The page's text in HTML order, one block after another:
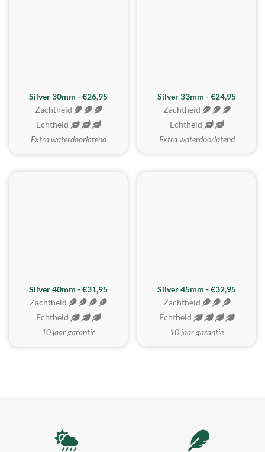
Silver 30mm - €26,95
Zachtheid
Echtheid
Extra waterdoorlatend
Silver 33mm - €24,95
Zachtheid
Echtheid
Extra waterdoorlatend
Silver 40mm - €31,95
Zachtheid
Echtheid
10 jaar garantie
MEEST GEKOZEN
Silver 45mm - €32,95
Zachtheid
Echtheid
10 jaar garantie